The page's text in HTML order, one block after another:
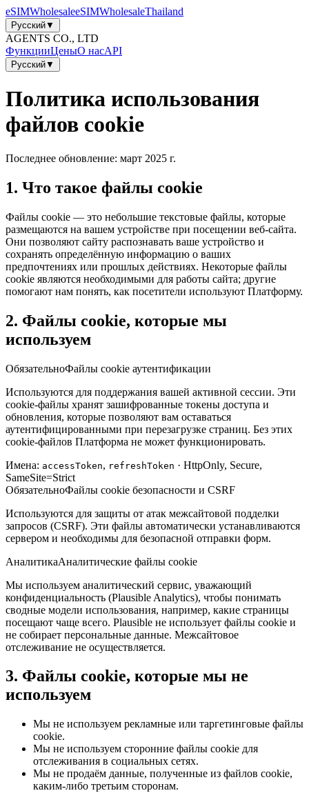
eSIMWholesaleeSIMWholesaleThailand
Русский▼
AGENTS CO., LTD
ФункцииЦеныО насAPI
Русский▼
Политика использования
файлов cookie
Последнее обновление: март 2025 г.
1. Что такое файлы cookie
Файлы cookie — это небольшие текстовые файлы, которые
размещаются на вашем устройстве при посещении веб‑сайта.
Они позволяют сайту распознавать ваше устройство и
сохранять определённую информацию о ваших
предпочтениях или прошлых действиях. Некоторые файлы
cookie являются необходимыми для работы сайта; другие
помогают нам понять, как посетители используют Платформу.
2. Файлы cookie, которые мы
используем
ОбязательноФайлы cookie аутентификации
Используются для поддержания вашей активной сессии. Эти
cookie-файлы хранят зашифрованные токены доступа и
обновления, которые позволяют вам оставаться
аутентифицированными при перезагрузке страниц. Без этих
cookie-файлов Платформа не может функционировать.
Имена: accessToken, refreshToken · HttpOnly, Secure,
SameSite=Strict
ОбязательноФайлы cookie безопасности и CSRF
Используются для защиты от атак межсайтовой подделки
запросов (CSRF). Эти файлы автоматически устанавливаются
сервером и необходимы для безопасной отправки форм.
АналитикаАналитические файлы cookie
Мы используем аналитический сервис, уважающий
конфиденциальность (Plausible Analytics), чтобы понимать
сводные модели использования, например, какие страницы
посещают чаще всего. Plausible не использует файлы cookie и
не собирает персональные данные. Межсайтовое
отслеживание не осуществляется.
3. Файлы cookie, которые мы не
используем
Мы не используем рекламные или таргетинговые файлы
cookie.
Мы не используем сторонние файлы cookie для
отслеживания в социальных сетях.
Мы не продаём данные, полученные из файлов cookie,
каким-либо третьим сторонам.